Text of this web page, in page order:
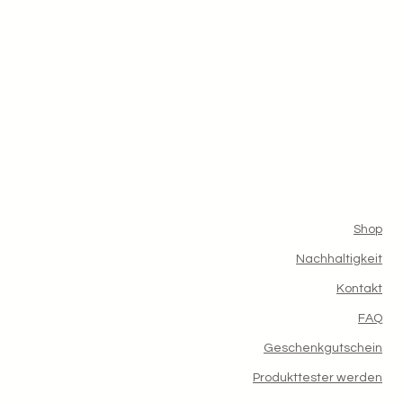
Shop
Nachhaltigkeit
Kontakt
FAQ
Geschenkgutschein
Produkttester werden